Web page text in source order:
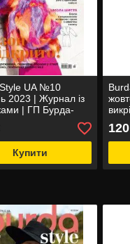
UA №10
2023 | Журнал із
| ГП Бурда-
Купити
120